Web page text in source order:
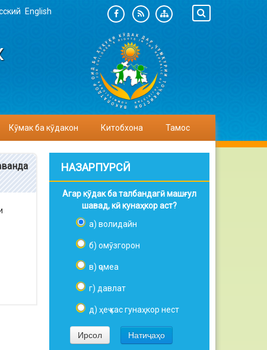
English
Кӯмак ба кӯдакон Китобхона Тамос
НАЗАРПУРСӢ
Агар кӯдак ба талбандагӣ машғул
шавад, кӣ кунаҳкор аст?
а) волидайн
б) омӯзгорон
в) ҷомеа
г) давлат
д) ҳеҷ кас гунаҳкор нест